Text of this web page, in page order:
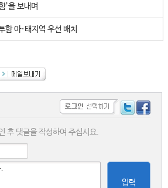
’을 보내며
함 아·태지역 우선 배치
후 댓글을 작성하여 주십시요.
입력